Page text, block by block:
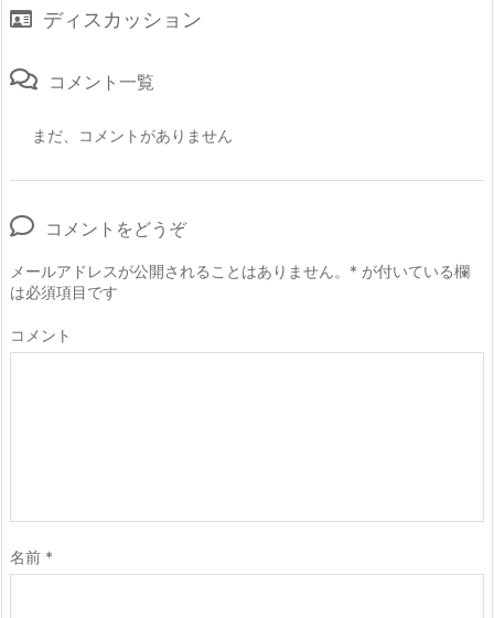
ディスカッション
コメント一覧
まだ、コメントがありません
コメントをどうぞ
メールアドレスが公開されることはありません。 * が付いている欄
は必須項目です
コメント
名前 *